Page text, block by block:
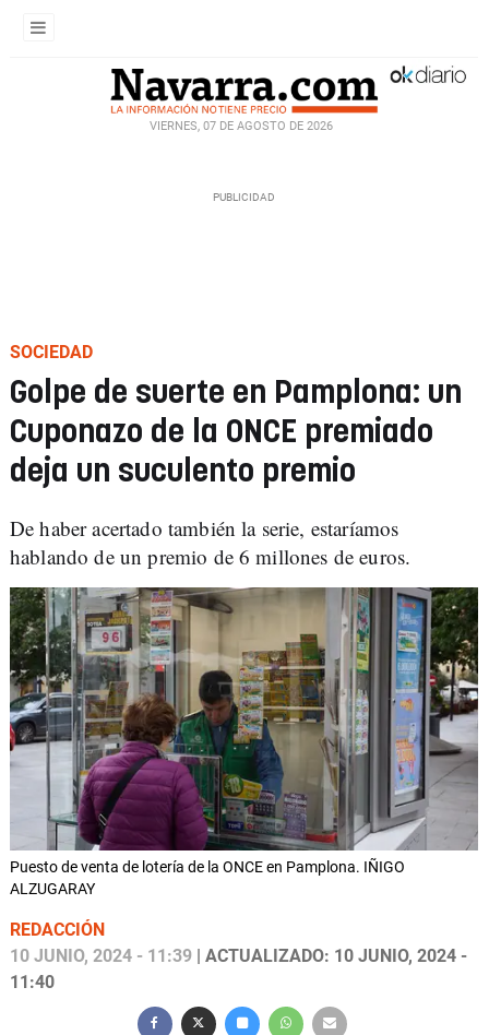
VIERNES, 07 DE AGOSTO DE 2026
SOCIEDAD
Golpe de suerte en Pamplona: un
Cuponazo de la ONCE premiado
deja un suculento premio
De haber acertado también la serie, estaríamos
hablando de un premio de 6 millones de euros.
Puesto de venta de lotería de la ONCE en Pamplona. IÑIGO
ALZUGARAY
REDACCIÓN
10 JUNIO, 2024 - 11:39 | ACTUALIZADO: 10 JUNIO, 2024 -
11:40